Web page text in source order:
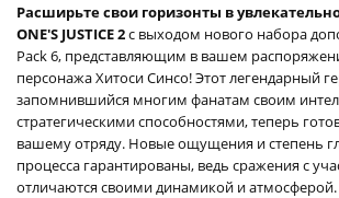
Расширьте свои горизонты в
ONE'S JUSTICE 2с выходом нового набора
Pack 6, представляющим в вашем
персонажа Хитоси Синсо! Этот легендарный
запомнившийся многим фанатам своим
стратегическими способностями, теперь
вашему отряду. Новые ощущения и степень
процесса гарантированы, ведь сражения с
отличаются своими динамикой и атмосферой.